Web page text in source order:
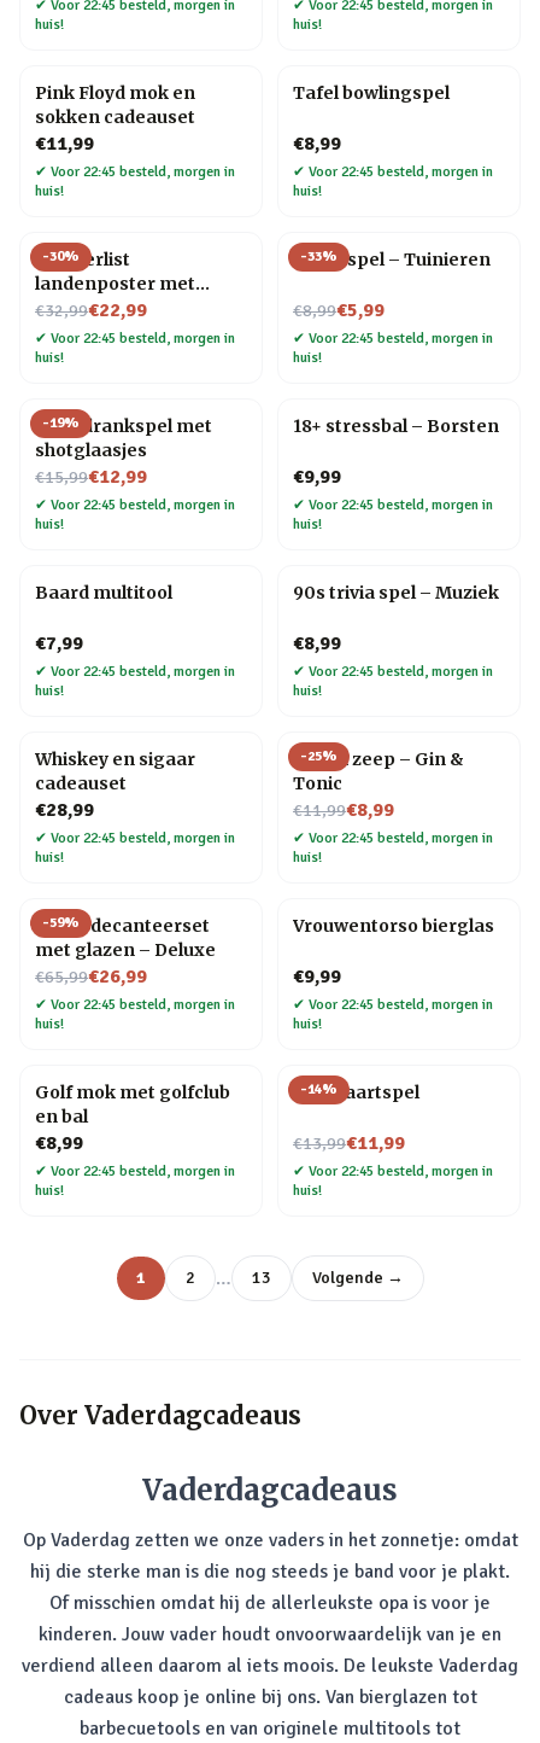
✔ Voor 22:45 besteld, morgen in
huis!
✔ Voor 22:45 besteld, morgen in
huis!
Pink Floyd mok en
sokken cadeauset
€11,99
✔ Voor 22:45 besteld, morgen in
huis!
Tafel bowlingspel
€8,99
✔ Voor 22:45 besteld, morgen in
huis!
-30%
Wanderlist
landenposter met
krasfolie
€32,99
Nu voor€22,99
✔ Voor 22:45 besteld, morgen in
huis!
-33%
Trivia spel – Tuinieren
€8,99
Nu voor€5,99
✔ Voor 22:45 besteld, morgen in
huis!
-19%
Ludo drankspel met
shotglaasjes
€15,99
Nu voor€12,99
✔ Voor 22:45 besteld, morgen in
huis!
18+ stressbal – Borsten
€9,99
✔ Voor 22:45 besteld, morgen in
huis!
Baard multitool
€7,99
✔ Voor 22:45 besteld, morgen in
huis!
90s trivia spel – Muziek
€8,99
✔ Voor 22:45 besteld, morgen in
huis!
Whiskey en sigaar
cadeauset
€28,99
✔ Voor 22:45 besteld, morgen in
huis!
-25%
Drank zeep – Gin &
Tonic
€11,99
Nu voor€8,99
✔ Voor 22:45 besteld, morgen in
huis!
-59%
Globe decanteerset
met glazen – Deluxe
€65,99
Nu voor€26,99
✔ Voor 22:45 besteld, morgen in
huis!
Vrouwentorso bierglas
€9,99
✔ Voor 22:45 besteld, morgen in
huis!
Golf mok met golfclub
en bal
€8,99
✔ Voor 22:45 besteld, morgen in
huis!
-14%
Bier kaartspel
€13,99
Nu voor€11,99
✔ Voor 22:45 besteld, morgen in
huis!
1 2 … 13 Volgende →
Over Vaderdagcadeaus
Vaderdagcadeaus
Op Vaderdag zetten we onze vaders in het zonnetje: omdat
hij die sterke man is die nog steeds je band voor je plakt.
Of misschien omdat hij de allerleukste opa is voor je
kinderen. Jouw vader houdt onvoorwaardelijk van je en
verdiend alleen daarom al iets moois. De leukste Vaderdag
cadeaus koop je online bij ons. Van bierglazen tot
barbecuetools en van originele multitools tot